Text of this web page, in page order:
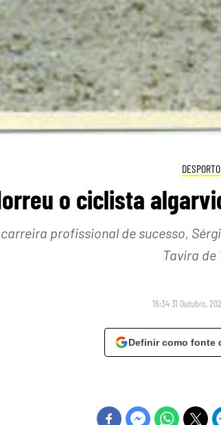
DESPORTO
o ciclista
profissional de sucesso,
Tavira de
16:34 31 Outubro,
Definir como fonte